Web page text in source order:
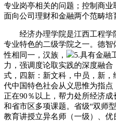
专业岗亭相关的问题；控制商
面向公司理财和金融两个范畴培
经济办理学院是江西工程学
专业特色的二级学院之一。德
性相同一，汉族，
5.具有金融
力，强调度论取实践的深度融
式，四新：新文科，中员，新
代中国特色社会从义思惟为指
正在90％以上，帮力处所经济
和省市区多项课题。省级“双师
教育讲授立异名师（一级）、